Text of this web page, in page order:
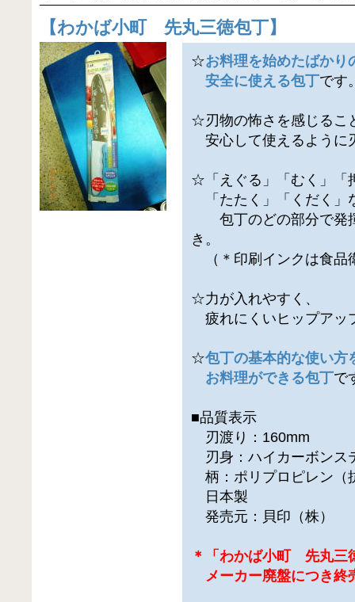
【わかば小町 先丸三徳包丁】
☆お料理を始めたばかり
安全に使える包丁です
☆刃物の怖さを感じるこ
安心して使えるように
☆「えぐる」「むく」「
「たたく」「くだく」
包丁のどの部分で発
き。
（＊印刷インクは食品
☆力が入れやすく、
疲れにくいヒップアッ
☆包丁の基本的な使い方
お料理ができる包丁で
■品質表示
刃渡り：160mm
刃身：ハイカーボンス
柄：ポリプロピレン（
日本製
発売元：貝印（株）
＊「わかば小町 先丸三
メーカー廃盤につき終